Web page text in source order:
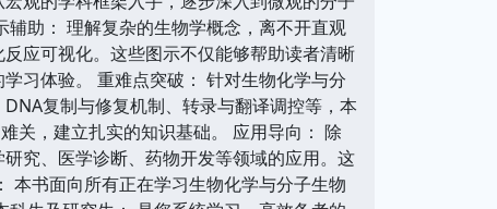
助： 理解复杂的生物学概念，离不开直观
应可视化。这些图示不仅能够帮助读者清晰
习体验。 重难点突破： 针对生物化学与分
复制与修复机制、转录与翻译调控等，本
关，建立扎实的知识基础。 应用导向： 除
究、医学诊断、药物开发等领域的应用。这
本书面向所有正在学习生物化学与分子生物